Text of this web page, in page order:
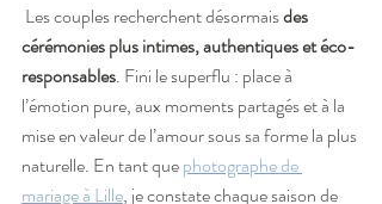
Les couples recherchent désormais des
cérémonies plus intimes, authentiques et éco-
responsables. Fini le superflu : place à
l’émotion pure, aux moments partagés et à la
mise en valeur de l’amour sous sa forme la plus
naturelle. En tant que photographe de
mariage à Lille, je constate chaque saison de